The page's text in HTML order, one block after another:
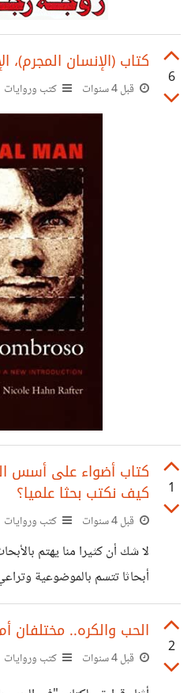
6
كتاب (الإنسان المجرم)،
قبل 4 سنوات كتب وروايات
1
كتاب أضواء على أسس
كيف نكتب بحثا علميا؟
قبل 4 سنوات كتب وروايات
لا شك أن كثيرا منا يهتم
أبحاثا تتسم بالموضوعية
ونحن كمستقلين كثيرا ما نرى
ويتقدم المثير منا لهذه
قواعد البحث العلمي ومنهم من
2
الحب والكره.. مختلفان
قبل 4 سنوات كتب وروايات